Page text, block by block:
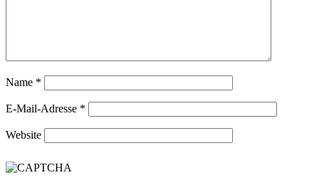
Name *
E-Mail-Adresse *
Website